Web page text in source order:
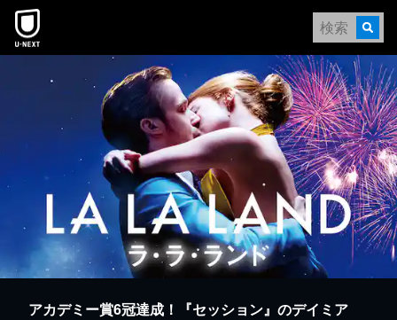
本文へスキップ
アカデミー賞6冠達成！『セッション』のデイミア